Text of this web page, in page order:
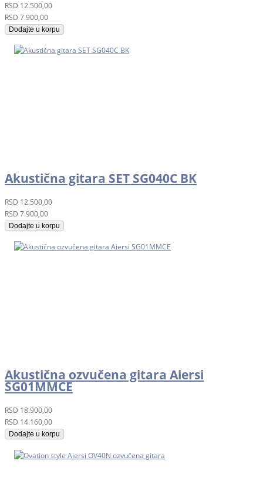
RSD 12.500,00
RSD 7.900,00
Dodajte u korpu
Akustična gitara SET SG040C BK
RSD 12.500,00
RSD 7.900,00
Dodajte u korpu
Akustična ozvučena gitara Aiersi
SG01MMCE
RSD 18.900,00
RSD 14.160,00
Dodajte u korpu